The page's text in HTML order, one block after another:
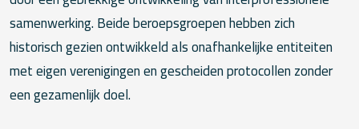
samenwerking. Beide beroepsgroepen hebben zich
historisch gezien ontwikkeld als onafhankelijke entiteiten
met eigen verenigingen en gescheiden protocollen zonder
een gezamenlijk doel.